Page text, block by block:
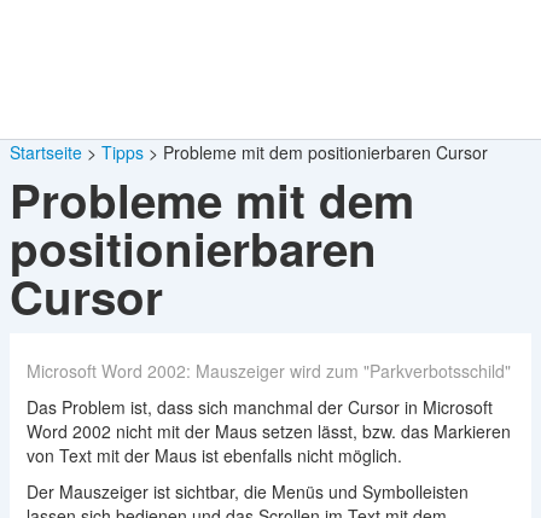
Startseite Tipps Probleme mit dem positionierbaren Cursor
Probleme mit dem
positionierbaren
Cursor
Microsoft Word 2002: Mauszeiger wird zum "Parkverbotsschild"
Das Problem ist, dass sich manchmal der Cursor in Microsoft
Word 2002 nicht mit der Maus setzen lässt, bzw. das Markieren
von Text mit der Maus ist ebenfalls nicht möglich.
Der Mauszeiger ist sichtbar, die Menüs und Symbolleisten